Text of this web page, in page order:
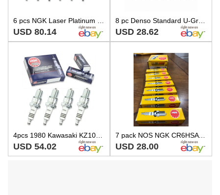
6 pcs NGK Laser Platinum Spark Plugs for 2009-2010 BMW 528i xDrive 3.0L L6 - qd
USD 80.14
8 pc Denso Standard U-Groove Spark Plugs for 1986-1990 Lincoln Town Car 5.0L hy
USD 28.62
4pcs 1980 Kawasaki KZ1000D Z1R NGK Iridium IX Spark Plugs 1015cc 61ci Kit xl
USD 54.02
7 pack NOS NGK CR6HSA Spark Plugs for Honda, Kawasaki, Suzuki M-1015
USD 28.00